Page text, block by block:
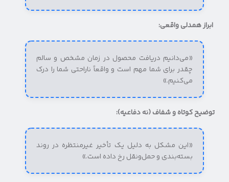
ابراز همدلی واقعی:
«می‌دانیم دریافت محصول در زمان مشخص و سالم
چقدر برای شما مهم است و واقعاً ناراحتی شما را درک
می‌کنیم.»
توضیح کوتاه و شفاف (نه دفاعیه):
«این مشکل به دلیل یک تأخیر غیرمنتظره در روند
بسته‌بندی و حمل‌ونقل رخ داده است.»